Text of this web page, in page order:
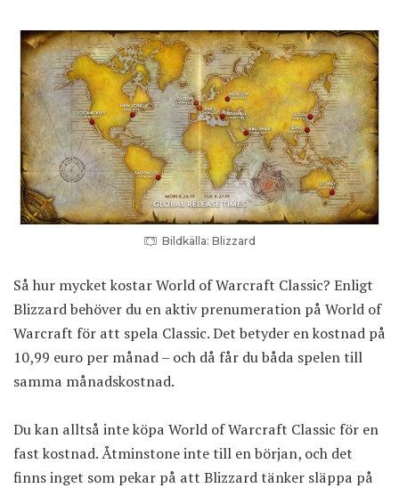
Bildkälla: Blizzard
Så hur mycket kostar World of Warcraft Classic? Enligt
Blizzard behöver du en aktiv prenumeration på World of
Warcraft för att spela Classic. Det betyder en kostnad på
10,99 euro per månad – och då får du båda spelen till
samma månadskostnad.
Du kan alltså inte köpa World of Warcraft Classic för en
fast kostnad. Åtminstone inte till en början, och det
finns inget som pekar på att Blizzard tänker släppa på